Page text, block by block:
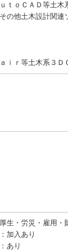
ｔｏＣＡＤ等土木
の他土木設計関連
ｉｒ等土木系３Ｄ
生・労災・雇用・
加入あり
あり